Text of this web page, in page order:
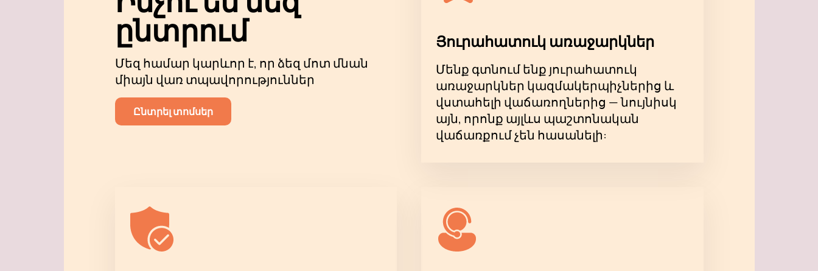
կայքում և վայելեք մեծ կոմպոզիտորների ստեղծագործությունների կենդանի կատարումը Մացուևի կատարմամբ. սա
հնարավորություն է, որը չի կարելի բաց թողնել:
Շտապեք զբաղեցնել լավագույն տեղերը: դահլիճ! Այժմ կարող եք տոմսեր գնել մեր կայքում՝ բաց չթողնելու համար այս
անմոռանալի երաժշտական ​​միջոցառումը:
ընտրում
Մեզ համար կարևոր է, որ ձեզ մոտ մնան
միայն վառ տպավորություններ
Ընտրել տոմսեր
Յուրահատուկ առաջարկներ
Մենք գտնում ենք յուրահատուկ
առաջարկներ կազմակերպիչներից և
վստահելի վաճառողներից — նույնիսկ
այն, որոնք այլևս պաշտոնական
վաճառքում չեն հասանելի: